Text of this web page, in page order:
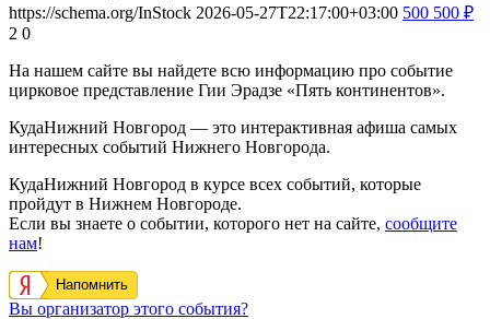
https://schema.org/InStock 2026-05-27T22:17:00+03:00 500 500 ₽
2 0
На нашем сайте вы найдете всю информацию про событие
цирковое представление Гии Эрадзе «Пять континентов».
КудаНижний Новгород — это интерактивная афиша самых
интересных событий Нижнего Новгорода.
КудаНижний Новгород в курсе всех событий, которые
пройдут в Нижнем Новгороде.
Если вы знаете о событии, которого нет на сайте, сообщите
нам!
Напомнить
Вы организатор этого события?